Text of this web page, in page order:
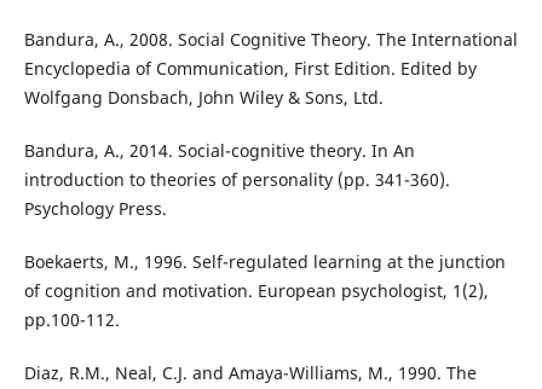
Bandura, A., 2008. Social Cognitive Theory. The International
Encyclopedia of Communication, First Edition. Edited by
Wolfgang Donsbach, John Wiley & Sons, Ltd.
Bandura, A., 2014. Social-cognitive theory. In An
introduction to theories of personality (pp. 341-360).
Psychology Press.
Boekaerts, M., 1996. Self-regulated learning at the junction
of cognition and motivation. European psychologist, 1(2),
pp.100-112.
Diaz, R.M., Neal, C.J. and Amaya-Williams, M., 1990. The